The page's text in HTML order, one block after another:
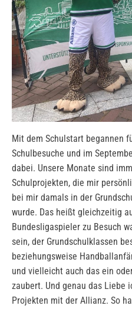
Mit dem Schulstart begannen
Schulbesuche und im
dabei. Unsere Monate sind
Schulprojekten, die mir
bei mir damals in der
wurde. Das heißt gleichzeitig
Bundesligaspieler zu Besuch
sein, der Grundschulklassen
beziehungsweise
und vielleicht auch das ein
zaubert. Und genau das Liebe
Projekten mit der Allianz. So